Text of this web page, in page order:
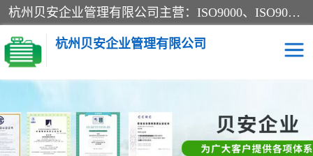
杭州贝安企业管理有限公司主营：ISO9000、ISO9000认证、ISO9001认证、ISO14000认证、ISO14001认证等系列企业认证服务。
杭州贝安企业管理有限公司
CE认证 ISO13485认证